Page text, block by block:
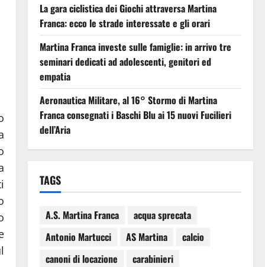
La gara ciclistica dei Giochi attraversa Martina
Franca: ecco le strade interessate e gli orari
Martina Franca investe sulle famiglie: in arrivo tre
seminari dedicati ad adolescenti, genitori ed
empatia
Aeronautica Militare, al 16° Stormo di Martina
Franca consegnati i Baschi Blu ai 15 nuovi Fucilieri
dell’Aria
TAGS
A.S. Martina Franca
acqua sprecata
Antonio Martucci
AS Martina
calcio
canoni di locazione
carabinieri